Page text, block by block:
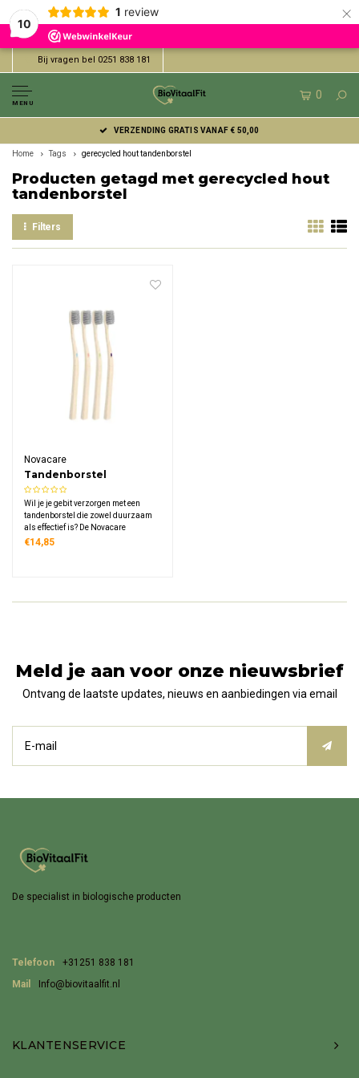
10
1 review ×
Bij vragen bel 0251 838 181
MENU
0
VERZENDING GRATIS VANAF € 50,00
Home Tags gerecycled hout tandenborstel
Producten getagd met gerecycled hout
tandenborstel
Filters
Novacare
Tandenborstel
Houtvezel Micro Zilver
Wil je je gebit verzorgen met een
tandenborstel die zowel duurzaam
als effectief is? De Novacare
Tandenborstel Houtvezel Micro Zilver
€14,85
Meld je aan voor onze nieuwsbrief
Ontvang de laatste updates, nieuws en aanbiedingen via email
De specialist in biologische producten
Telefoon
+31251 838 181
Mail
Info@biovitaalfit.nl
KLANTENSERVICE